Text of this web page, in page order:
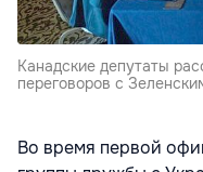
Канадские депутаты
переговоров с
Во время первой